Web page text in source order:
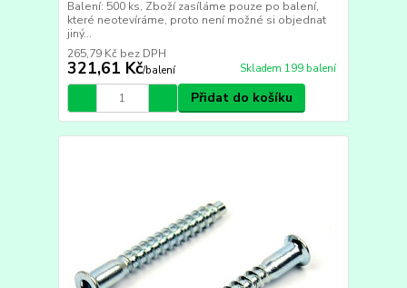
Balení: 500 ks, Zboží zasíláme pouze po balení,
které neotevíráme, proto není možné si objednat
jiný...
321,61 Kč/balení
265,79 Kč bez DPH
Skladem 199 balení
Přidat do košíku